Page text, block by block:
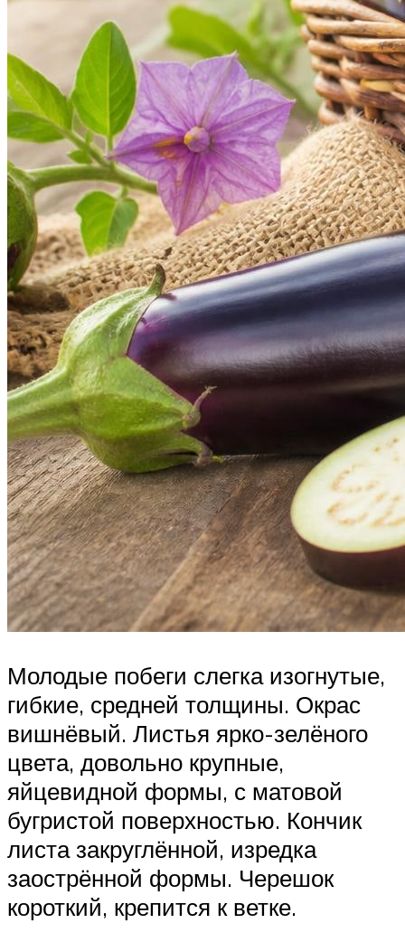
Молодые побеги слегка изогнутые,
гибкие, средней толщины. Окрас
вишнёвый. Листья ярко-зелёного
цвета, довольно крупные,
яйцевидной формы, с матовой
бугристой поверхностью. Кончик
листа закруглённой, изредка
заострённой формы. Черешок
короткий, крепится к ветке.